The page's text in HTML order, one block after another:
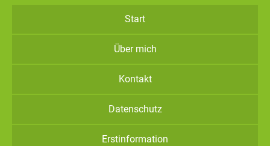
Start
Über mich
Kontakt
Datenschutz
Erstinformation